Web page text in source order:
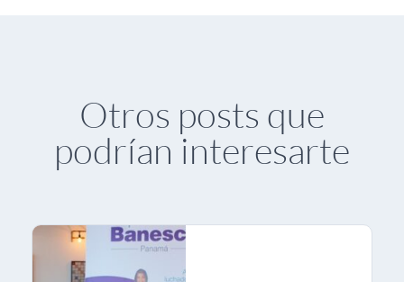
Otros posts que
podrían interesarte